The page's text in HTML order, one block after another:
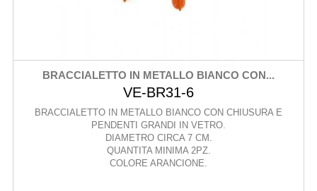
BRACCIALETTO IN METALLO BIANCO CON...
VE-BR31-6
BRACCIALETTO IN METALLO BIANCO CON CHIUSURA E
PENDENTI GRANDI IN VETRO.
DIAMETRO CIRCA 7 CM.
QUANTITA MINIMA 2PZ.
COLORE ARANCIONE.